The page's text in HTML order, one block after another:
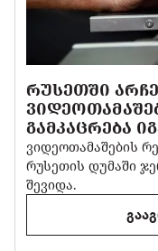
ᲠᲣᲡᲔᲗᲨᲘ
ᲒᲐᲛᲙᲐᲪᲠᲔᲑᲐ
ვიდეოთამაშების
რუსეთის დუმაში
შევიდა.